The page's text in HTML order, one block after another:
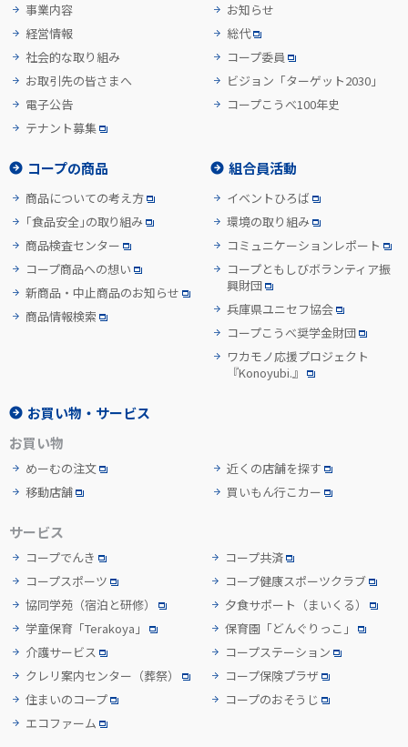
事業内容
経営情報
社会的な取り組み
お取引先の皆さまへ
電子公告
テナント募集
お知らせ
総代
コープ委員
ビジョン「ターゲット2030」
コープこうべ100年史
コープの商品
商品についての考え方
「食品安全」の取り組み
商品検査センター
コープ商品への想い
新商品・中止商品のお知らせ
商品情報検索
組合員活動
イベントひろば
環境の取り組み
コミュニケーションレポート
コープともしびボランティア振
興財団
兵庫県ユニセフ協会
コープこうべ奨学金財団
ワカモノ応援プロジェクト
『Konoyubi.』
お買い物・サービス
お買い物
めーむの注文
移動店舗
近くの店舗を探す
買いもん行こカー
サービス
コープでんき
コープ共済
コープスポーツ
コープ健康スポーツクラブ
協同学苑 （宿泊と研修） 夕食サポート （まいくる）
学童保育「Terakoya」
保育園「どんぐりっこ」
介護サービス
コープステーション
クレリ案内センター （葬祭）
コープ保険プラザ
住まいのコープ
コープのおそうじ
エコファーム